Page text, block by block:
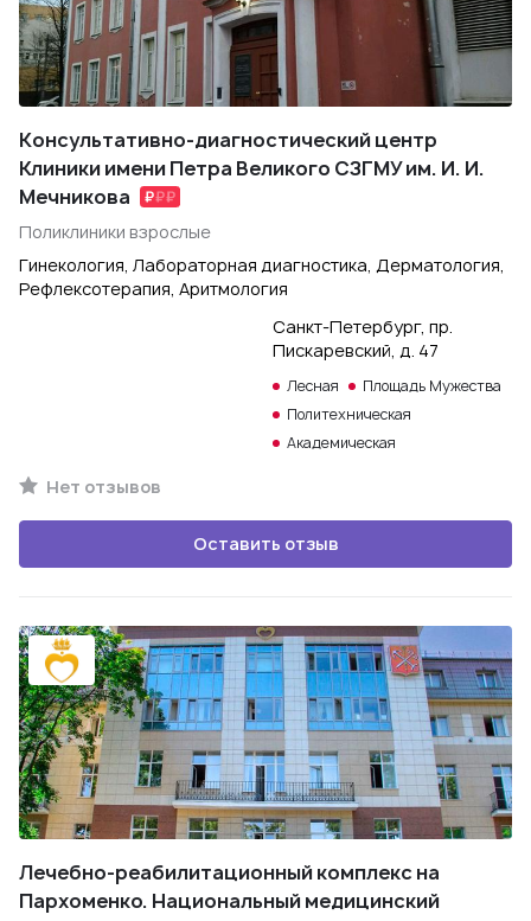
Консультативно-диагностический центр
Клиники имени Петра Великого СЗГМУ им. И. И.
Мечникова
Поликлиники взрослые
Гинекология, Лабораторная диагностика, Дерматология,
Рефлексотерапия, Аритмология
Санкт-Петербург, пр.
Пискаревский, д. 47
Лесная
Площадь Мужества
Политехническая
Академическая
Нет отзывов
Оставить отзыв
Лечебно-реабилитационный комплекс на
Пархоменко. Национальный медицинский